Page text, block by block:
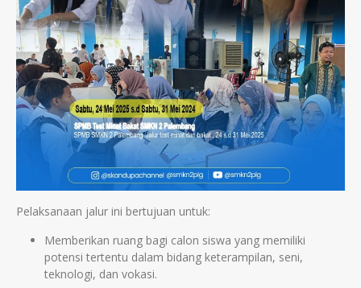
Pelaksanaan jalur ini bertujuan untuk:
Memberikan ruang bagi calon siswa yang memiliki
potensi tertentu dalam bidang keterampilan, seni,
teknologi, dan vokasi.